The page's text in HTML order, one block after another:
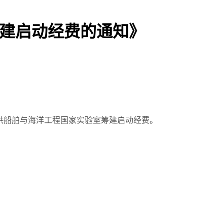
启动经费的通知》
舶与海洋工程国家实验室筹建启动经费。